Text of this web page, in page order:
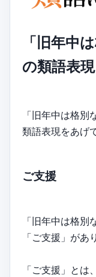
「旧年中
の類語表現
「旧年中は格別
類語表現をあげ
ご支援
「旧年中は格
「ご支援」があ
「ご支援」とは、